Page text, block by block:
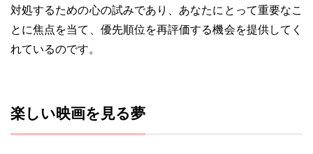
対処するための心の試みであり、あなたにとって重要なこ
とに焦点を当て、優先順位を再評価する機会を提供してく
れているのです。
楽しい映画を見る夢